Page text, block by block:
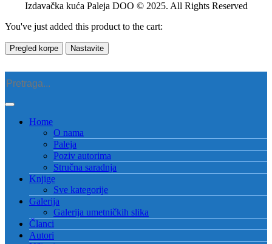
Izdavačka kuća Paleja DOO © 2025. All Rights Reserved
You've just added this product to the cart:
Pregled korpe Nastavite
Home
O nama
Paleja
Poziv autorima
Stručna saradnja
Knjige
Sve kategorije
Galerija
Galerija umetničkih slika
Članci
Autori